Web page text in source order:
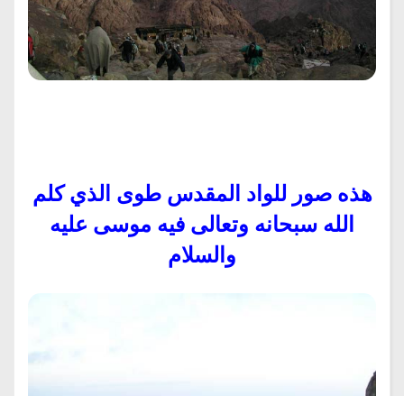
هذه صور للواد المقدس طوى الذي كلم
الله سبحانه وتعالى فيه موسى عليه
والسلام